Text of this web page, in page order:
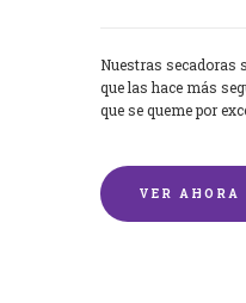
Nuestras secadoras
que las hace más
que se queme por
VER AHORA